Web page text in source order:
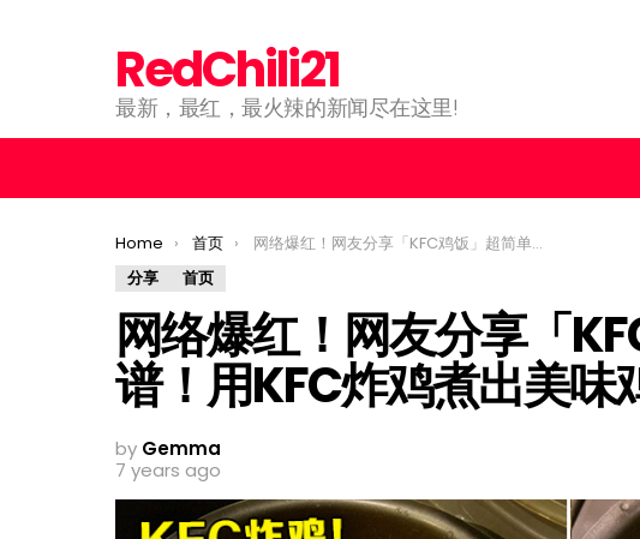
RedChili21
最新，最红，最火辣的新闻尽在这里!
You are here:
Home 首页
网络爆红！网友分享「KFC鸡饭」超简单食谱！用KFC炸鸡煮出美味鸡饭！
分享
首页
网络爆红！网友分享「
谱！用KFC炸鸡煮出美味
by Gemma
7 years ago